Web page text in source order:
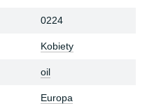
0224
Kobiety
oil
Europa